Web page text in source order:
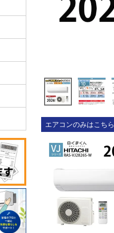
エアコンのみはこちら